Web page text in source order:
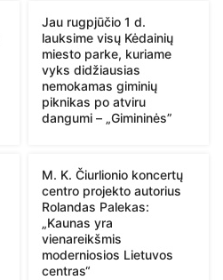
Jau rugpjūčio 1 d.
lauksime visų Kėdainių
miesto parke, kuriame
vyks didžiausias
nemokamas giminių
piknikas po atviru
dangumi – „Gimininės”
M. K. Čiurlionio koncertų
centro projekto autorius
Rolandas Palekas:
„Kaunas yra
vienareikšmis
moderniosios Lietuvos
centras“